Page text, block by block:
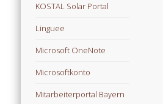
KOSTAL Solar Portal
Linguee
Microsoft OneNote
Microsoftkonto
Mitarbeiterportal Bayern